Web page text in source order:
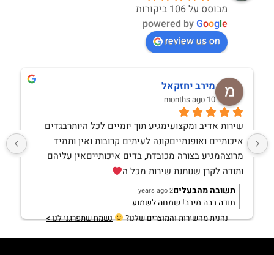
מבוסס על 106 ביקורות
powered byGoogle
review us on
מירב יחזקאל
10 months ago
ותודה לקרן שנותנת שירות מכל ה
תשובה מהבעלים2 years ago
תודה רבה מירב! שמחה לשמוע
נהנית מהשירות והמוצרים שלנו? נשמח שתפרגני לנו >